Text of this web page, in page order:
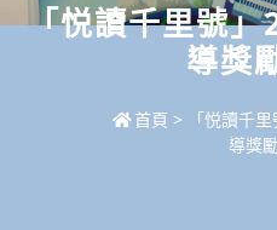
「悦讀千里號
導獎
首頁 >
「悦讀千
導獎